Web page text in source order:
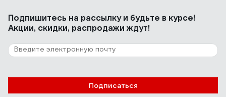
Подпишитесь на рассылкуи будьте в курсе!
Акции, скидки, распродажи ждут!
Подписаться